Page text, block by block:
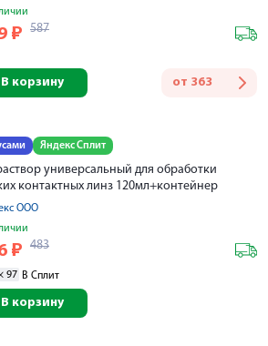
₽ 587
от 363
В корзину
Яндекс Сплит
универсальный для обработки
контактных линз 120мл+контейнер
ООО
₽ 483
97 В Сплит
В корзину